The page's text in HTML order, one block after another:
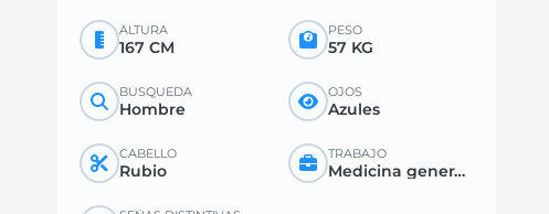
ALTURA
167 CM
PESO
57 KG
BÚSQUEDA
Hombre
OJOS
Azules
CABELLO
Rubio
TRABAJO
Medicina general o especializada